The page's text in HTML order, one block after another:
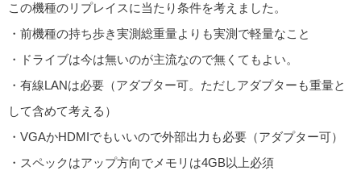
この機種のリプレイスに当たり条件を考えました。
・前機種の持ち歩き実測総重量よりも実測で軽量なこと
・ドライブは今は無いのが主流なので無くてもよい。
・有線LANは必要（アダプター可。ただしアダプターも重量と
して含めて考える）
・VGAかHDMIでもいいので外部出力も必要（アダプター可）
・スペックはアップ方向でメモリは4GB以上必須